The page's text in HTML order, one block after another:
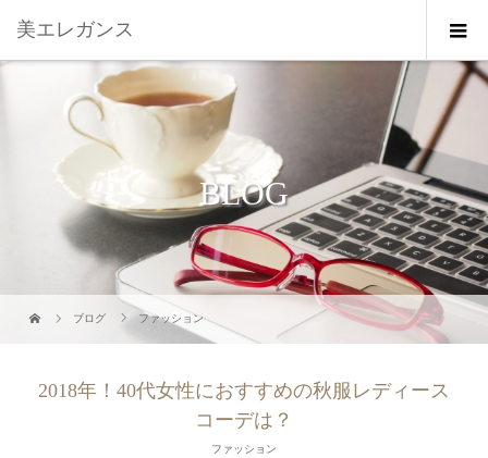
美エレガンス
BLOG
ブログ ファッション
2018年！40代女性におすすめの秋服レディース
コーデは？
ファッション